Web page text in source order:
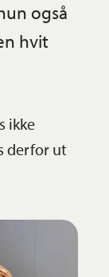
også
hvit
ikke
derfor ut